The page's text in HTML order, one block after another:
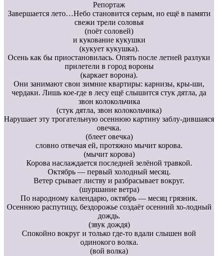
Репортаж
Завершается лето…Небо становится серым, но ещё в памяти
свежи трели соловья
(поёт соловей)
и кукование кукушки
(кукует кукушка).
Осень как бы приостановилась. Опять после летней разлуки
прилетели в город вороны
(каркает ворона).
Они занимают свои зимние квартиры: карнизы, кры-ши,
чердаки. Лишь кое-где в лесу ещё слышится стук дятла, да
звон колокольчика
(стук дятла, звон колокольчика)
Нарушает эту трогательную осеннюю картину заблу-дившаяся
овечка.
(блеет овечка)
словно отвечая ей, протяжно мычит корова.
(мычит корова)
Корова наслаждается последней зелёной травкой.
Октябрь — первый холодный месяц.
Ветер срывает листву и разбрасывает вокруг.
(шуршание ветра)
По народному календарю, октябрь — месяц грязник.
Осеннюю распутицу, бездорожье создаёт осенний хо-лодный
дождь.
(звук дождя)
Спокойно вокруг и только где-то вдали слышен вой
одинокого волка.
(вой волка)